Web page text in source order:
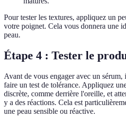
Pour tester les textures, appliquez un
votre poignet. Cela vous donnera une
peau.
Étape 4 : Tester le
Avant de vous engager avec un
faire un test de tolérance. Appliquez
discrète, comme derrière l'oreille, et
y a des réactions. Cela est
une peau sensible ou réactive.